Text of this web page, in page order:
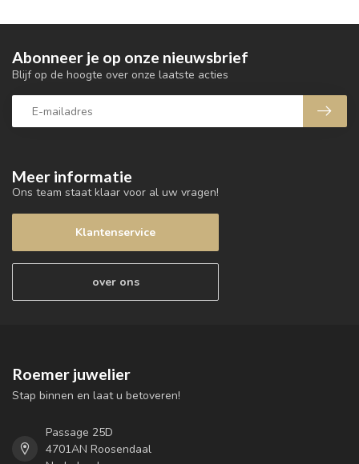
Meer informatie
Ons team staat klaar voor al uw vragen!
Klantenservice
over ons
Abonneer je op onze nieuwsbrief
Blijf op de hoogte over onze laatste acties
Roemer juwelier
Stap binnen en laat u betoveren!
Passage 25D
4701AN Roosendaal